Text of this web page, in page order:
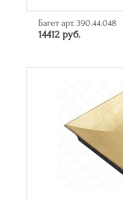
Багет арт. 390.44.048
14412 руб.